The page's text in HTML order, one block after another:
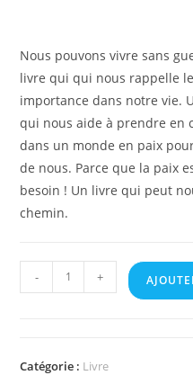
Nous pouvons vivre sans
livre qui qui nous rappelle
importance dans notre vie.
qui nous aide à prendre en
dans un monde en paix
de nous. Parce que la paix
besoin ! Un livre qui peut
chemin.
- +
Catégorie : Livre